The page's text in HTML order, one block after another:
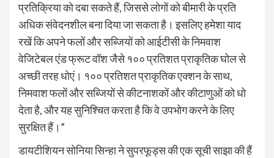
प्रतिक्रिया को दबा सकते हैं, जिससे लोगों को बीमारी के प्रति
अधिक संवेदनशील बना दिया जा सकता है। इसलिए हमेशा याद
रखें कि अपने फलों और सब्जियों को आईटीसी के निमवाश
वेजिटेबल एंड फ्रूट वॉश जैसे १०० प्रतिशत प्राकृतिक घोल से
अच्छी तरह धोएं। १०० प्रतिशत प्राकृतिक एक्शन के साथ,
निमवाश फलों और सब्जियों से कीटनाशकों और कीटाणुओं को धो
देता है, और यह सुनिश्चित करता है कि वे उपभोग करने के लिए
सुरक्षित हैं।”
डायटीशियन सोनिया सिन्हा ने सुपरफूड्स की एक सूची साझा की हैं